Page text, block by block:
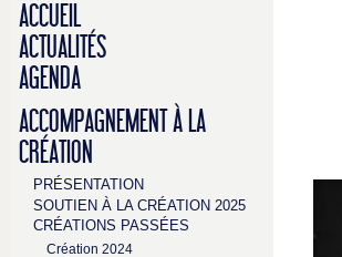
ACCUEIL
ACTUALITÉS
AGENDA
ACCOMPAGNEMENT À LA
CRÉATION
PRÉSENTATION
SOUTIEN À LA CRÉATION 2025
CRÉATIONS PASSÉES
Création 2024